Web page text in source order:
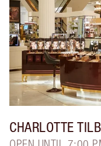
CHARLOTTE